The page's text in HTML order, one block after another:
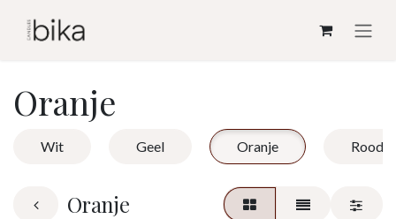
Oranje
Wit Geel Oranje Rood
Oranje